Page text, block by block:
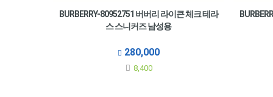
BURBERRY-80952751 버버리 라이큰 체크 테라
스 스니커즈 남성용
280,000
8,400